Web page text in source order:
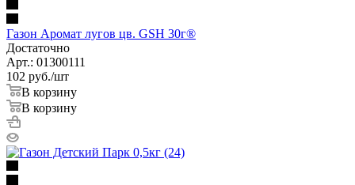
Газон Аромат лугов цв. GSH 30г®
Достаточно
Арт.: 01300111
102 руб./шт
В корзину
В корзину